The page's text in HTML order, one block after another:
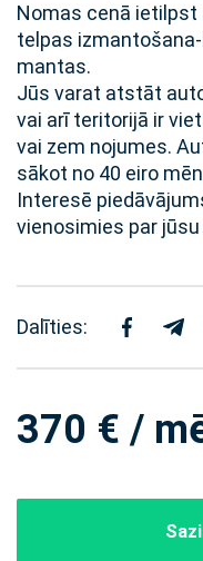
Nomas cenā ietilpst
telpas
mantas.
Jūs varat atstāt
vai arī teritorijā ir
vai zem nojumes.
sākot no 40 eiro
Interesē
vienosimies par
Dalīties:
370 € /